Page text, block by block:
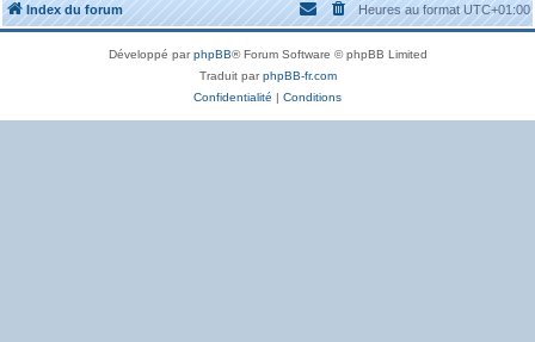
Index du forum Heures au formatUTC+01:00
Développé parphpBB® Forum Software © phpBB Limited
Traduit parphpBB-fr.com
Confidentialité | Conditions